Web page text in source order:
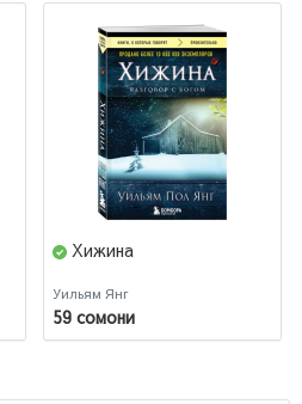
Хижина
Уильям Янг
59 сомони